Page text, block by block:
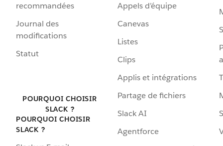
recommandées
Journal des
modifications
Statut
POURQUOI CHOISIR
SLACK ?
POURQUOI CHOISIR
SLACK ?
Appels d’équipe
Canevas
Listes
Clips
Applis et intégrations
Partage de fichiers
Slack AI
Agentforce